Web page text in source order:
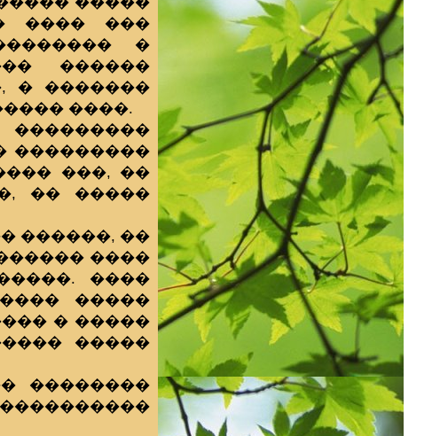
���� ���
�
������
� �������
����.
���������
���, ��
�� �����
������, ��
����
����
�����
� �����
�����
��������